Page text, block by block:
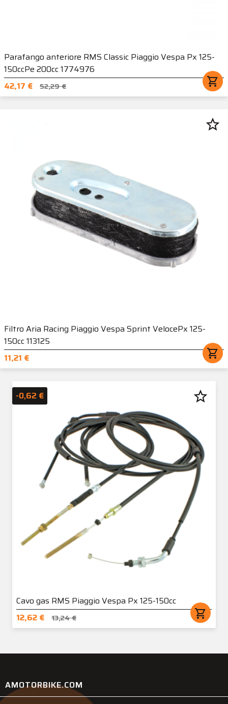
Parafango anteriore RMS Classic Piaggio Vespa Px 125-
150ccPe 200cc 1774976
42,17 €
52,29 € shopping_cart
Filtro Aria Racing Piaggio Vespa Sprint VelocePx 125-
150cc 113125
11,21 €
shopping_cart
star_border
Cavo gas RMS Piaggio Vespa Px 125-150cc
12,62 €
13,24 € shopping_cart
-0,62 € star_border
AMOTORBIKE.COM